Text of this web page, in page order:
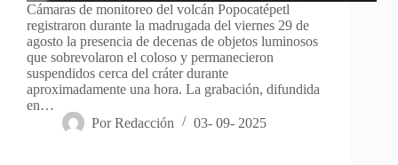
Cámaras de monitoreo del volcán Popocatépetl
registraron durante la madrugada del viernes 29 de
agosto la presencia de decenas de objetos luminosos
que sobrevolaron el coloso y permanecieron
suspendidos cerca del cráter durante
aproximadamente una hora. La grabación, difundida
en…
Por Redacción 03- 09- 2025